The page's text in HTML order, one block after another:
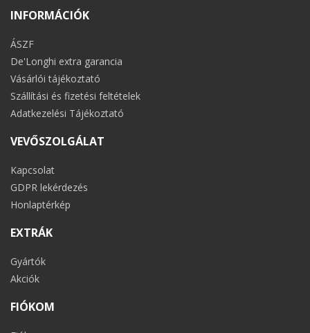
INFORMÁCIÓK
ÁSZF
De'Longhi extra garancia
Vásárlói tájékoztató
Szállítási és fizetési feltételek
Adatkezelési Tájékoztató
VEVŐSZOLGÁLAT
Kapcsolat
GDPR lekérdezés
Honlaptérkép
EXTRÁK
Gyártók
Akciók
FIÓKOM